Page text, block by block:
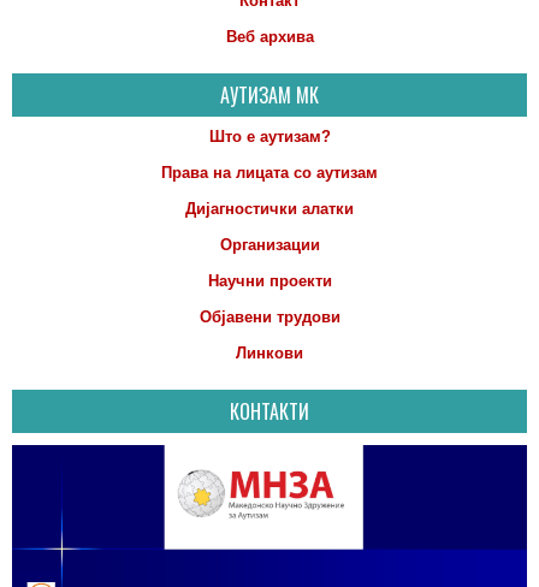
Веб архива
АУТИЗАМ МК
Што е аутизам?
Права на лицата со аутизам
Дијагностички алатки
Организации
Научни проекти
Објавени трудови
Линкови
КОНТАКТИ